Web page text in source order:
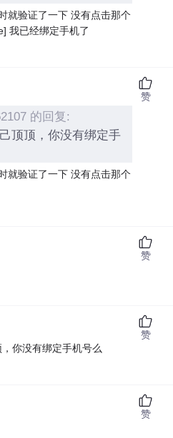
就验证了一下 没有点击那个
我已经绑定手机了
的回复:
顶顶，你没有绑定手
就验证了一下 没有点击那个
赞
赞
你没有绑定手机号么
赞
赞